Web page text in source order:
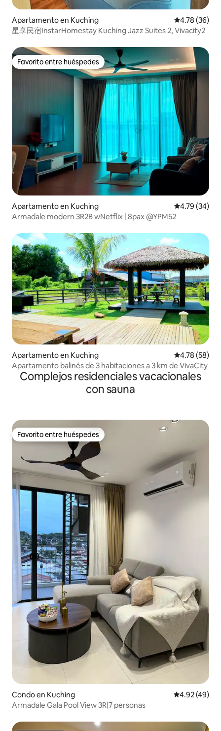
Apartamento en Kuching Calificación
4.78 (36)
星享民宿InstarHomestay Kuching Jazz Suites 2, Vivacity2
Favorito entre huéspedes
Favorito entre huéspedes
Apartamento en Kuching Calificación
4.79 (34)
Armadale modern 3R2B wNetflix | 8pax @YPM52
Apartamento en Kuching Calificación
4.78 (58)
Apartamento balinés de 3 habitaciones a 3 km de VivaCity
Complejos residenciales vacacionales
con sauna
Favorito entre huéspedes
Favorito entre huéspedes
Condo en Kuching Calificación
4.92 (49)
Armadale Gala Pool View 3R|7 personas